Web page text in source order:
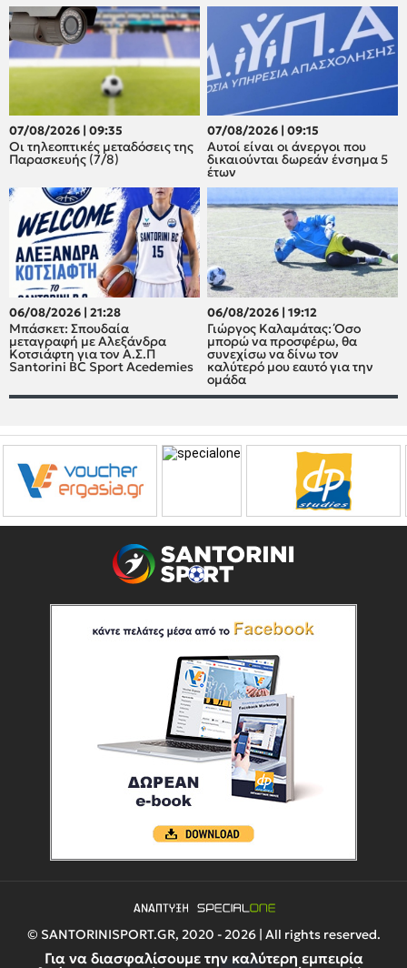
Για να διασφαλίσουμε την καλύτερη εμπειρία
07/08/2026 | 09:35
Οι τηλεοπτικές μεταδόσεις της
Παρασκευής (7/8)
07/08/2026 | 09:15
Αυτοί είναι οι άνεργοι που
δικαιούνται δωρεάν ένσημα 5
έτων
06/08/2026 | 21:28
Μπάσκετ: Σπουδαία
μεταγραφή με Αλεξάνδρα
Κοτσιάφτη για τον A.Σ.Π
Santorini BC Sport Acedemies
06/08/2026 | 19:12
Γιώργος Καλαμάτας: Όσο
μπορώ να προσφέρω, θα
συνεχίσω να δίνω τον
καλύτερό μου εαυτό για την
ομάδα
© SANTORINISPORT.GR, 2020 - 2026 | All rights reserved.